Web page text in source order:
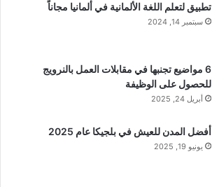
تطبيق لتعلم اللغة الألمانية في ألمانيا مجاناً
سبتمبر 14, 2024
6 مواضيع تجنبها في مقابلات العمل بالنرويج
للحصول على الوظيفة
أبريل 24, 2025
أفضل المدن للعيش في بلجيكا عام 2025
يونيو 19, 2025